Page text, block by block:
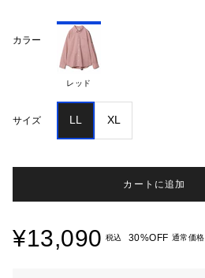
カラー
レッド
サイズ LL XL
カートに追加
¥13,090 税込 30%OFF 通常価格